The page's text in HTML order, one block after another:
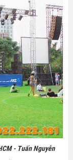
- Tuấn Nguyễn